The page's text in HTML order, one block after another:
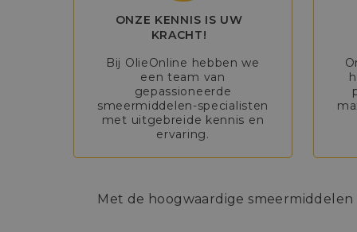
ONZE KENNIS IS UW
KRACHT!
Bij OlieOnline hebben we
een team van
gepassioneerde
smeermiddelen-specialisten
met uitgebreide kennis en
ervaring.
Met de hoogwaardige